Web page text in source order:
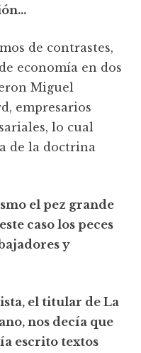
de contrastes,
economía en dos
Miguel
empresarios
lo cual
de la doctrina
el pez grande
caso los peces
y
el titular de La
nos decía que
escrito textos